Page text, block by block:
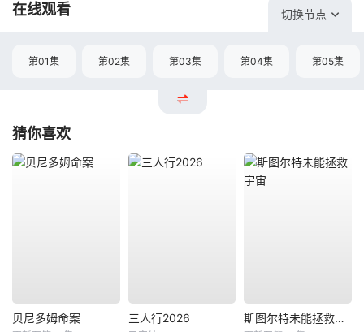
在线观看 切换节点
第01集 第02集 第03集 第04集 第05集
猜你喜欢
贝尼多姆命案 三人行2026 斯图尔特未能拯救宇宙